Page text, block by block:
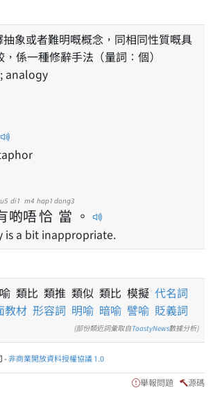
係一種修辭手法（量詞：個）
analogy
啲
di1
唔
m4
恰
hap1
當
dong3
。
is a bit inappropriate.
類比 類推 類似 類比 模擬 代名詞
教材 形容詞 明喻 暗喻 譬喻 貶義詞
(部份類近詞彙取自ToastyNews數據分析)
-非商業開放資料授權協議 1.0
舉報問題 源碼